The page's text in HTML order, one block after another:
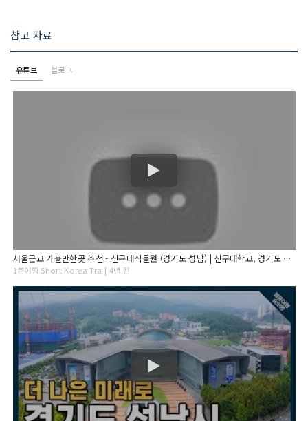
참고 자료
유튜브 블로그
서울근교 가볼만한곳 추천 - 신구대식물원 (경기도 성남) | 신구대학교, 경기도 여행, 수목원, 꽃 구경, 수국, 1분여행
1분여행 Short Korea Tra | 4년 전